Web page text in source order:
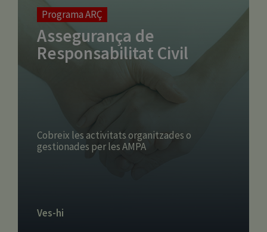
Programa ARÇ
Assegurança de
Responsabilitat Civil
Cobreix les activitats organitzades o
gestionades per les AMPA
Ves-hi